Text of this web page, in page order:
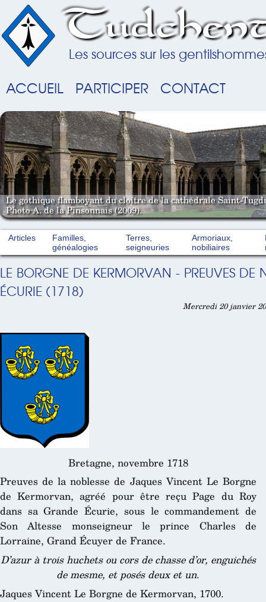
Les sources sur les
ACCUEIL PARTICIPER CONTACT
Le gothique flamboyant du cloître de la cathédrale Saint-
Photo A. de la Pinsonnais (2009).
Articles
Familles,
généalogies
Terres,
seigneuries
Armoriaux,
nobiliaires
LE BORGNE DE KERMORVAN - PREUVES DE
ÉCURIE (1718)
Mercredi 20 janvier
Bretagne, novembre 1718
Preuves de la noblesse de Jaques Vincent Le Borgne
de Kermorvan, agréé pour être reçu Page du Roy
dans sa Grande Écurie, sous le commandement de
Son Altesse monseigneur le prince Charles de
Lorraine, Grand Écuyer de France.
D’azur à trois huchets ou cors de chasse d’or, enguichés
de mesme, et posés deux et un.
Jaques Vincent Le Borgne de Kermorvan, 1700.